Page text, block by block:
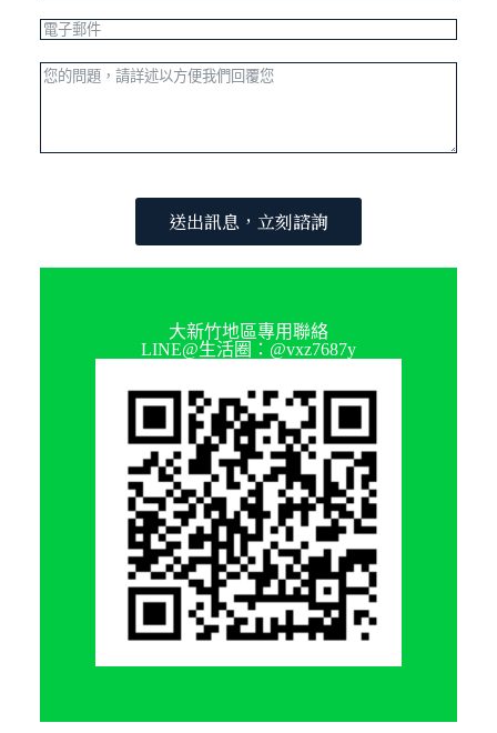
大新竹地區專用聯絡
LINE@生活圈：@vxz7687y
送出訊息，立刻諮詢